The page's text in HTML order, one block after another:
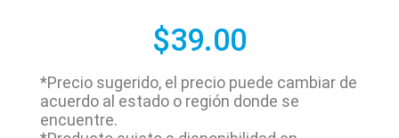
$39.00
*Precio sugerido, el precio puede cambiar de
acuerdo al estado o región donde se
encuentre.